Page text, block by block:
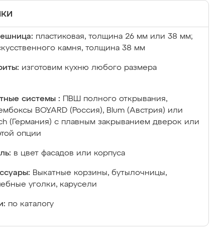
пластиковая, толщина 26 мм или 38 мм;
камня, толщина 38 мм
изготовим кухню любого размера
системы :
ПВШ полного открывания,
BOYARD (Россия), Blum (Австрия) или
(Германия) с плавным закрыванием дверок или
опции
в цвет фасадов или корпуса
Выкатные корзины, бутылочницы,
уголки, карусели
по каталогу